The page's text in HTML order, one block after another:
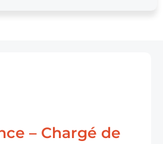
– Chargé de